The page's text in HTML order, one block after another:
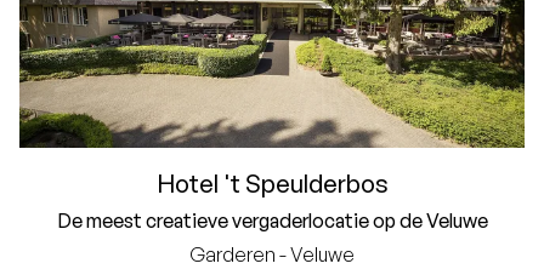
Hotel 't Speulderbos
De meest creatieve vergaderlocatie op de Veluwe
Garderen - Veluwe